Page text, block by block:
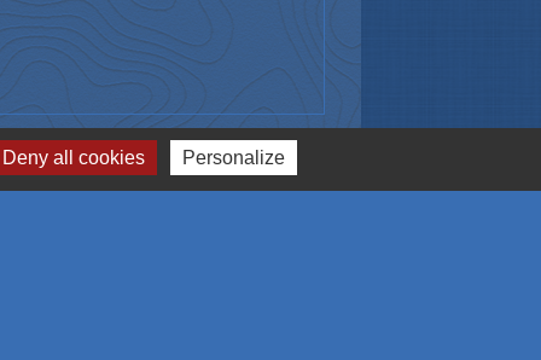
Signaler une erreur sur cette page
all cookies Personalize